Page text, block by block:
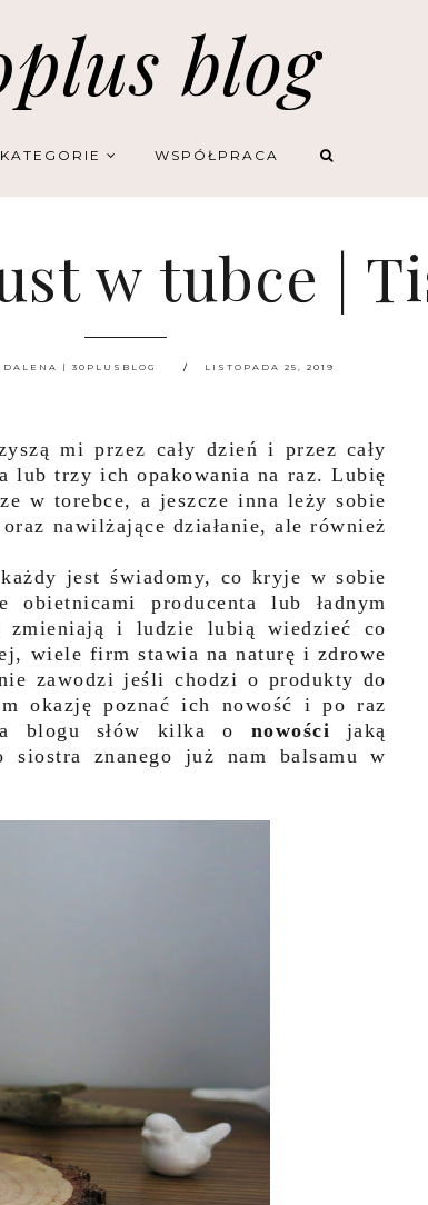
blog
KATEGORIE WSPÓŁPRACA
w tubce |
| 30PLUSBLOG LISTOPADA 25, 2019
mi przez cały dzień i przez cały
lub trzy ich opakowania na raz. Lubię
w torebce, a jeszcze inna leży sobie
nawilżające działanie, ale również
jest świadomy, co kryje w sobie
producenta lub ładnym
zmieniają i ludzie lubią wiedzieć co
wiele firm stawia na naturę i zdrowe
zawodzi jeśli chodzi o produkty do
okazję poznać ich nowość i po raz
blogu słów kilka o nowości jaką
znanego już nam balsamu w